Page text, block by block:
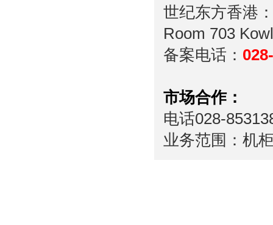
世纪东方香港
Room 703
备案电话：
市场合作：
电话028-
业务范围：机